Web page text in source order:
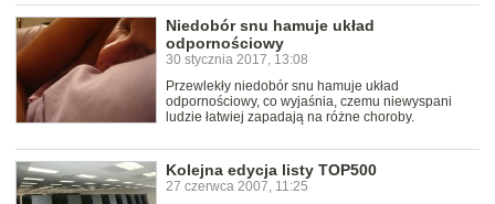
Niedobór snu hamuje układ
odpornościowy
30 stycznia 2017, 13:08
Przewlekły niedobór snu hamuje układ
odpornościowy, co wyjaśnia, czemu niewyspani
ludzie łatwiej zapadają na różne choroby.
Kolejna edycja listy TOP500
27 czerwca 2007, 11:25